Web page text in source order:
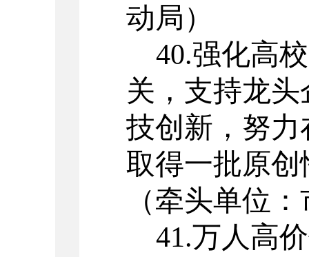
动局）
40.强化高
关，支持龙
技创新，努
取得一批原
（牵头单位
41.万人高